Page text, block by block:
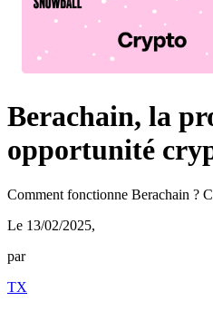
Berachain, la
opportunité
Comment fonctionne Berachain ?
Le 13/02/2025,
par
TX